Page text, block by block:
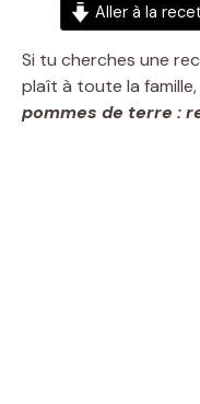
Aller à la
Si tu cherches une
plaît à toute la
pommes de terre :